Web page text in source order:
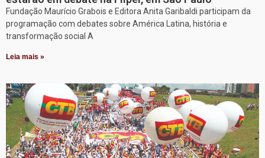
Fundação Maurício Grabois e Editora Anita Garibaldi participam da
programação com debates sobre América Latina, história e
transformação social A
Leia mais »